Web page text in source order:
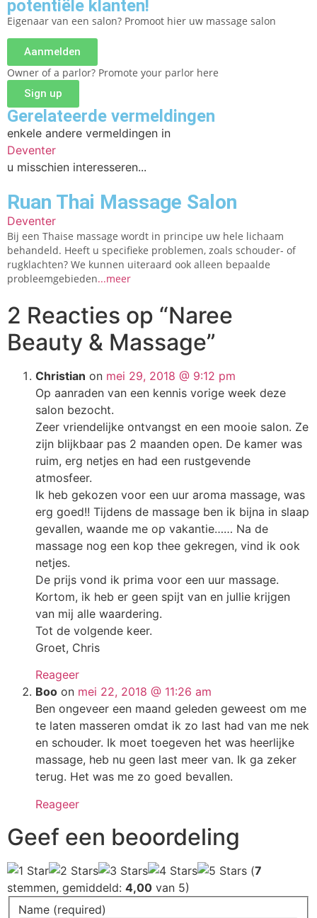
potentiële klanten!
Eigenaar van een salon? Promoot hier uw massage salon
Aanmelden
Owner of a parlor? Promote your parlor here
Sign up
Gerelateerde vermeldingen
enkele andere vermeldingen in
Deventer
u misschien interesseren...
Ruan Thai Massage Salon
Deventer
Bij een Thaise massage wordt in principe uw hele lichaam
behandeld. Heeft u specifieke problemen, zoals schouder- of
rugklachten? We kunnen uiteraard ook alleen bepaalde
probleemgebieden...meer
2 Reacties op “Naree
Beauty & Massage”
Christian on mei 29, 2018 @ 9:12 pm
Op aanraden van een kennis vorige week deze
salon bezocht.
Zeer vriendelijke ontvangst en een mooie salon. Ze
zijn blijkbaar pas 2 maanden open. De kamer was
ruim, erg netjes en had een rustgevende
atmosfeer.
Ik heb gekozen voor een uur aroma massage, was
erg goed!! Tijdens de massage ben ik bijna in slaap
gevallen, waande me op vakantie…… Na de
massage nog een kop thee gekregen, vind ik ook
netjes.
De prijs vond ik prima voor een uur massage.
Kortom, ik heb er geen spijt van en jullie krijgen
van mij alle waardering.
Tot de volgende keer.
Groet, Chris
Reageer
Boo on mei 22, 2018 @ 11:26 am
Ben ongeveer een maand geleden geweest om me
te laten masseren omdat ik zo last had van me nek
en schouder. Ik moet toegeven het was heerlijke
massage, heb nu geen last meer van. Ik ga zeker
terug. Het was me zo goed bevallen.
Reageer
Geef een beoordeling
(7
stemmen, gemiddeld: 4,00 van 5)
Name (required)